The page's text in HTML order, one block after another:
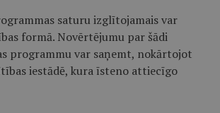
saturu izglītojamais var
formā. Novērtējumu par šādi
programmu var saņemt, nokārtojot
iestādē, kura īsteno attiecīgo